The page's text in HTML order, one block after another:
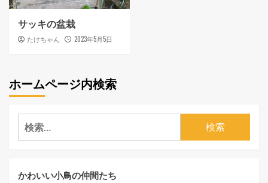
サッキの盆栽
たけちゃん 2023年5月5日
ホームページ内検索
検
索:
かわいい小鳥の仲間たち